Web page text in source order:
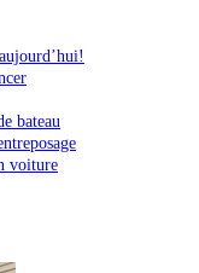
bateau
voiture